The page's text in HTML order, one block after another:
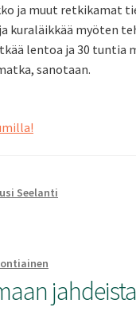
ja muut retkikamat
kuraläikkää myöten
lentoa ja 30 tuntia
sanotaan.
Seelanti
jahdeista